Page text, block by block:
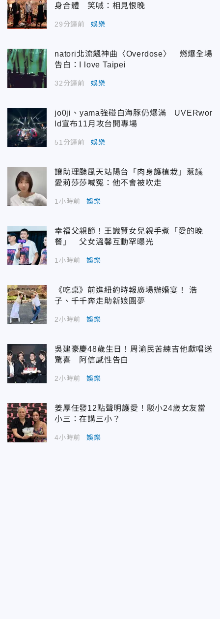
身合體 笑喊：相見恨晚
29分鐘前 娛樂
natori北流飆神曲〈Overdose〉 燃爆全場
告白：I love Taipei
32分鐘前 娛樂
jo0ji、yama強碰白海豚仍爆滿 UVERwor
ld宣布11月攻台開專場
51分鐘前 娛樂
讓助理颱風天站陽台「肉身護植栽」惹議
愛莉莎莎喊冤：他不會被吹走
1小時前 娛樂
幸福父親節！王識賢女兒親手煮「愛的晚
餐」 父女溫馨互動罕曝光
1小時前 娛樂
《吃桌》前進紐約時報廣場辦婚宴！ 浩
子、千千奔走助新娘圓夢
2小時前 娛樂
吳建豪慶48歲生日！周渝民苦練吉他獻唱送
驚喜 阿信感性告白
2小時前 娛樂
姜厚任發12點聲明護愛！駁小24歲女友當
小三：在講三小？
4小時前 娛樂